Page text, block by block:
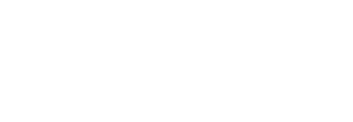
schenden van mensen die niks te maken hebben met
Rijksoverheid. Het beeld wordt blauw met wit.
wiv. Copyright 2018.)